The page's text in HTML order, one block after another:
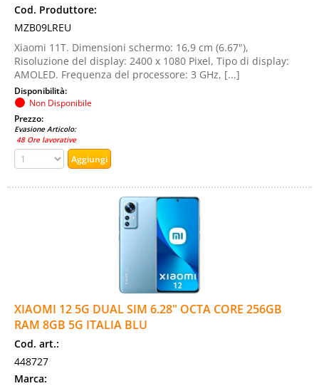
Cod. Produttore:
MZB09LREU
Xiaomi 11T. Dimensioni schermo: 16,9 cm (6.67"),
Risoluzione del display: 2400 x 1080 Pixel, Tipo di display:
AMOLED. Frequenza del processore: 3 GHz, [...]
Disponibilità:
Non Disponibile
Prezzo:
Evasione Articolo:
48 Ore lavorative
XIAOMI 12 5G DUAL SIM 6.28" OCTA CORE 256GB
RAM 8GB 5G ITALIA BLU
Cod. art.:
448727
Marca: